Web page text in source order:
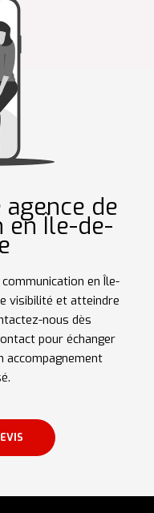
de
en Île-de-
en Île-
visibilité et atteindre
nous dès
pour échanger